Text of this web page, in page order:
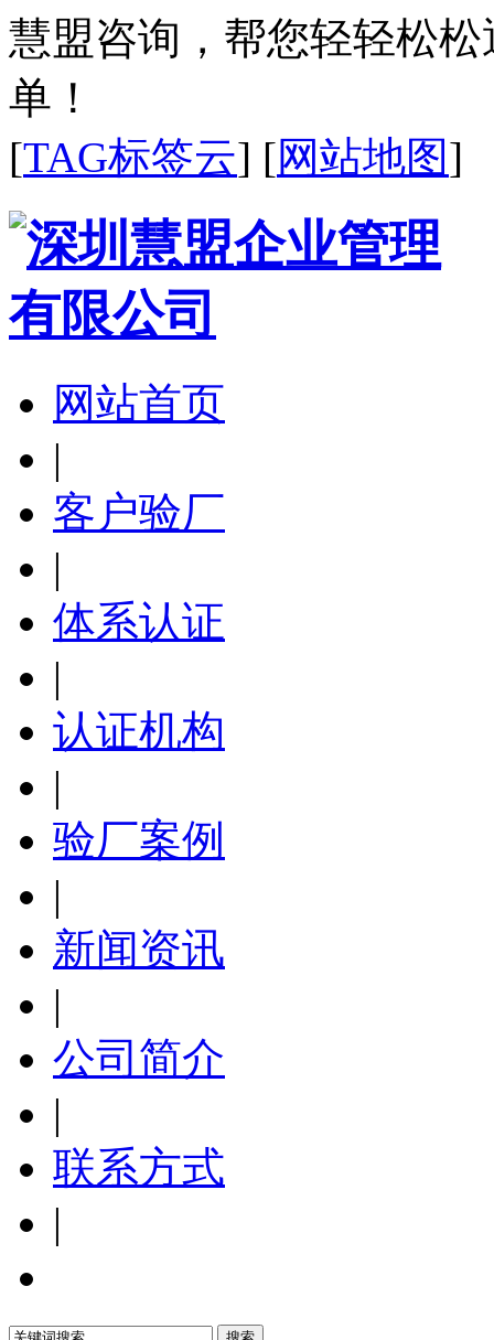
慧盟咨询，帮您轻轻松
单！
[TAG标签云] [网站地图]
网站首页
|
客户验厂
|
体系认证
|
认证机构
|
验厂案例
|
新闻资讯
|
公司简介
|
联系方式
|